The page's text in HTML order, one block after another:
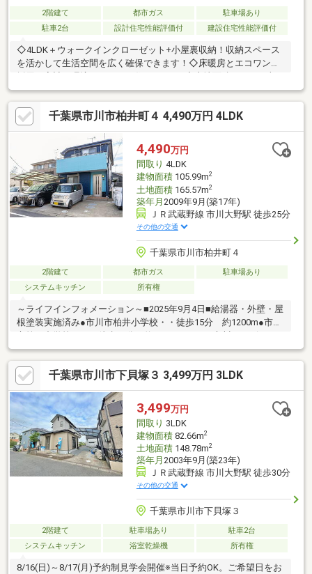
2階建て 都市ガス
駐車場あり
駐車2台
設計住宅性能評価付 建設住宅性能評価付
◇4LDK＋ウォークインクローゼット+小屋裏収納！収納スペース
を活かして生活空間を広く確保できます！◇床暖房とエコワンを
（約44坪）！並列2台分のカースペースがあります！◇周辺環境
が充実！スーパーまで徒歩4分、小学校まで徒歩8分！
千葉県市川市柏井町４ 4,490万円 4LDK
4,490万円
間取り 4LDK
建物面積105.99m2
土地面積165.57m2
築年月 2009年9月(築17年)
ＪＲ武蔵野線 市川大野駅 徒歩25分
その他の交通
千葉県市川市柏井町４
2階建て 都市ガス
駐車場あり
システムキッチン
所有権
～ライフインフォメーション～■2025年9月4日■給湯器・外壁・屋
根塗装実施済み●市川市柏井小学校・・徒歩15分 約1200m●市川
ーション病院・・・徒歩8分 約570m●Big-A市川南大野店・・・
徒歩18分 約1400m※対象不動産は市街化調整区域ですが、旧宅
地造成事業に関する法律による許可にもとづき造成された開発区
域内にあるため、住宅の建築が可能です。
千葉県市川市下貝塚３ 3,499万円 3LDK
3,499万円
間取り 3LDK
建物面積82.66m2
土地面積148.78m2
築年月 2003年9月(築23年)
ＪＲ武蔵野線 市川大野駅 徒歩30分
その他の交通
千葉県市川市下貝塚３
2階建て 駐車場あり
駐車2台
システムキッチン
浴室乾燥機 所有権
8/16(日)～8/17(月)予約制見学会開催※当日予約OK。ご希望日をお